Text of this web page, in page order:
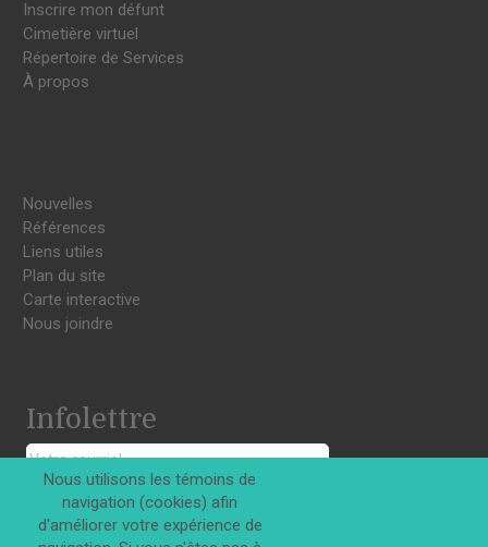
Inscrire mon défunt
Cimetière virtuel
Répertoire de Services
À propos
Nouvelles
Références
Liens utiles
Plan du site
Carte interactive
Nous joindre
Infolettre
S'INSCRIRE
Nous utilisons les témoins de
navigation (cookies) afin
d'améliorer votre expérience de